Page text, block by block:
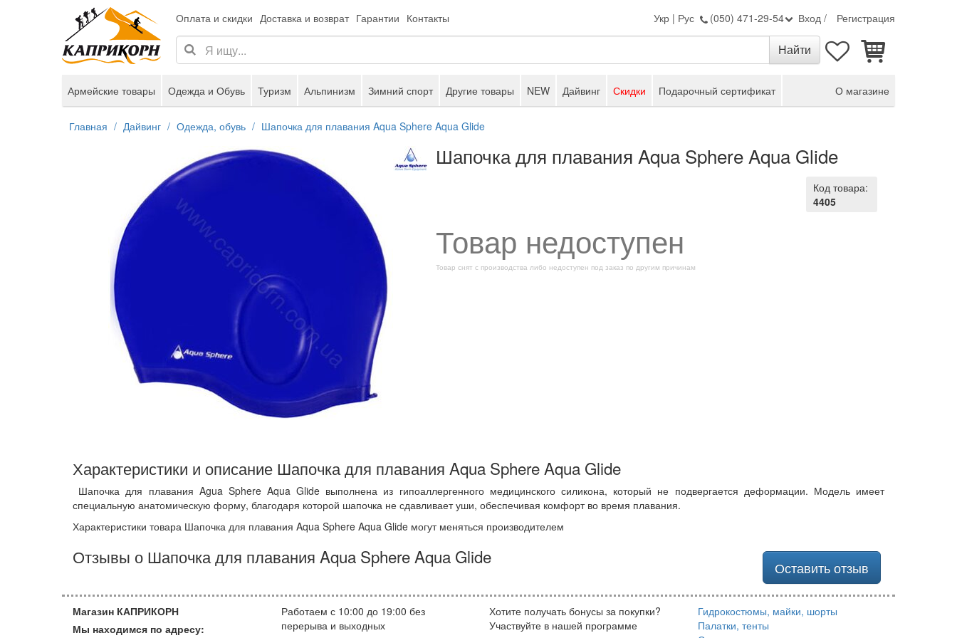
Оплата и скидки Доставка и возврат Гарантии Контакты Укр | Рус (050) 471-29-54 Вход / Регистрация
Армейские товары Одежда и Обувь Туризм Альпинизм Зимний спорт Другие товары NEW Дайвинг Скидки Подарочный сертификат О магазине
Главная Дайвинг Одежда, обувь Шапочка для плавания Aqua Sphere Aqua Glide
Шапочка для плавания Aqua Sphere Aqua Glide
Код товара:
4405
Товар недоступен
Товар снят с производства либо недоступен под заказ по другим причинам
Характеристики и описание Шапочка для плавания Aqua Sphere Aqua Glide
Шапочка для плавания Agua Sphere Aqua Glide выполнена из гипоаллергенного медицинского силикона, который не подвергается деформации. Модель имеет
специальную анатомическую форму, благодаря которой шапочка не сдавливает уши, обеспечивая комфорт во время плавания.
Характеристики товара Шапочка для плавания Aqua Sphere Aqua Glide могут меняться производителем
Оставить отзыв
Отзывы о Шапочка для плавания Aqua Sphere Aqua Glide
Магазин КАПРИКОРН
Мы находимся по адресу:
Работаем с 10:00 до 19:00 без
перерыва и выходных
Хотите получать бонусы за покупки?
Участвуйте в нашей программе
Гидрокостюмы, майки, шорты
Палатки, тенты